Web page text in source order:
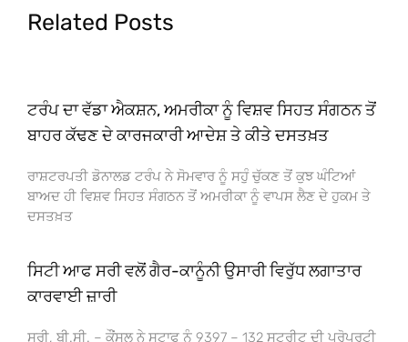
Related Posts
ਟਰੰਪ ਦਾ ਵੱਡਾ ਐਕਸ਼ਨ, ਅਮਰੀਕਾ ਨੂੰ ਵਿਸ਼ਵ ਸਿਹਤ ਸੰਗਠਨ ਤੋਂ
ਬਾਹਰ ਕੱਢਣ ਦੇ ਕਾਰਜਕਾਰੀ ਆਦੇਸ਼ ਤੇ ਕੀਤੇ ਦਸਤਖ਼ਤ
ਰਾਸ਼ਟਰਪਤੀ ਡੋਨਾਲਡ ਟਰੰਪ ਨੇ ਸੋਮਵਾਰ ਨੂੰ ਸਹੁੰ ਚੁੱਕਣ ਤੋਂ ਕੁਝ ਘੰਟਿਆਂ
ਬਾਅਦ ਹੀ ਵਿਸ਼ਵ ਸਿਹਤ ਸੰਗਠਨ ਤੋਂ ਅਮਰੀਕਾ ਨੂੰ ਵਾਪਸ ਲੈਣ ਦੇ ਹੁਕਮ ਤੇ
ਦਸਤਖ਼ਤ
ਸਿਟੀ ਆਫ ਸਰੀ ਵਲੋਂ ਗੈਰ-ਕਾਨੂੰਨੀ ਉਸਾਰੀ ਵਿਰੁੱਧ ਲਗਾਤਾਰ
ਕਾਰਵਾਈ ਜ਼ਾਰੀ
ਸਰੀ, ਬੀ.ਸੀ. – ਕੌਂਸਲ ਨੇ ਸਟਾਫ ਨੂੰ 9397 – 132 ਸਟਰੀਟ ਦੀ ਪ੍ਰੋਪਰਟੀ